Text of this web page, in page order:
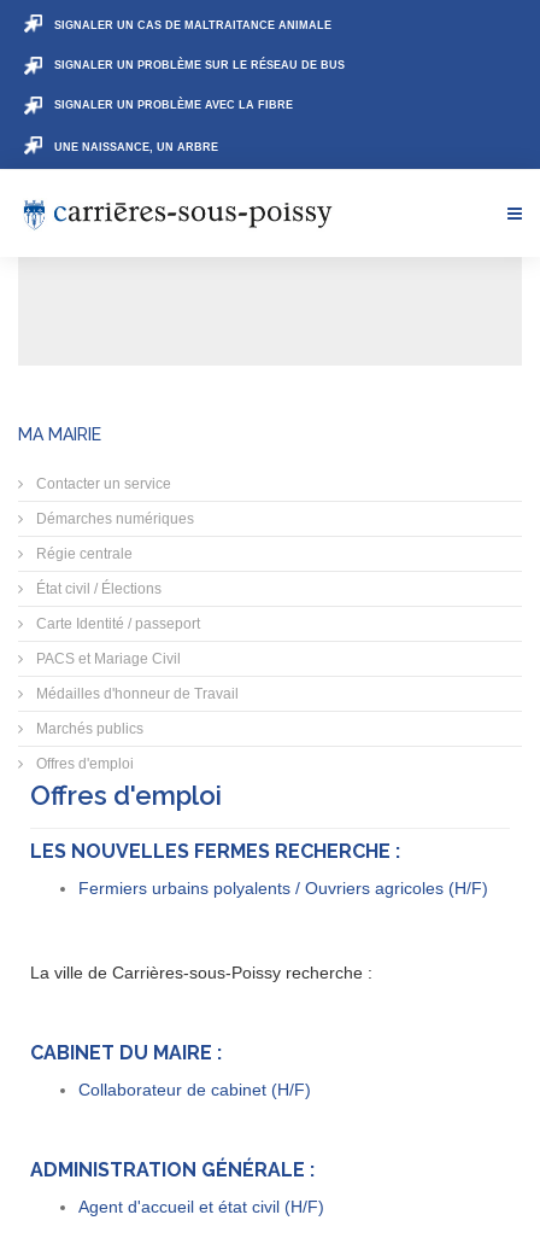
SIGNALER UN CAS DE MALTRAITANCE ANIMALE
SIGNALER UN PROBLÈME SUR LE RÉSEAU DE BUS
SIGNALER UN PROBLÈME AVEC LA FIBRE
UNE NAISSANCE, UN ARBRE
MA MAIRIE
Contacter un service
Démarches numériques
Régie centrale
État civil / Élections
Carte Identité / passeport
PACS et Mariage Civil
Médailles d'honneur de Travail
Marchés publics
Offres d'emploi
Offres d'emploi
LES NOUVELLES FERMES RECHERCHE :
Fermiers urbains polyalents / Ouvriers agricoles (H/F)
La ville de Carrières-sous-Poissy recherche :
CABINET DU MAIRE :
Collaborateur de cabinet (H/F)
ADMINISTRATION GÉNÉRALE :
Agent d'accueil et état civil (H/F)